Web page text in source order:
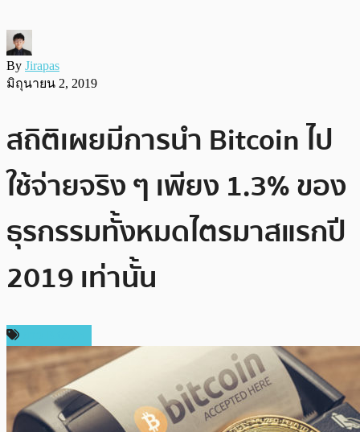
By Jirapas
มิถุนายน 2, 2019
สถิติเผยมีการนำ Bitcoin ไป
ใช้จ่ายจริง ๆ เพียง 1.3% ของ
ธุรกรรมทั้งหมดไตรมาสแรกปี
2019 เท่านั้น